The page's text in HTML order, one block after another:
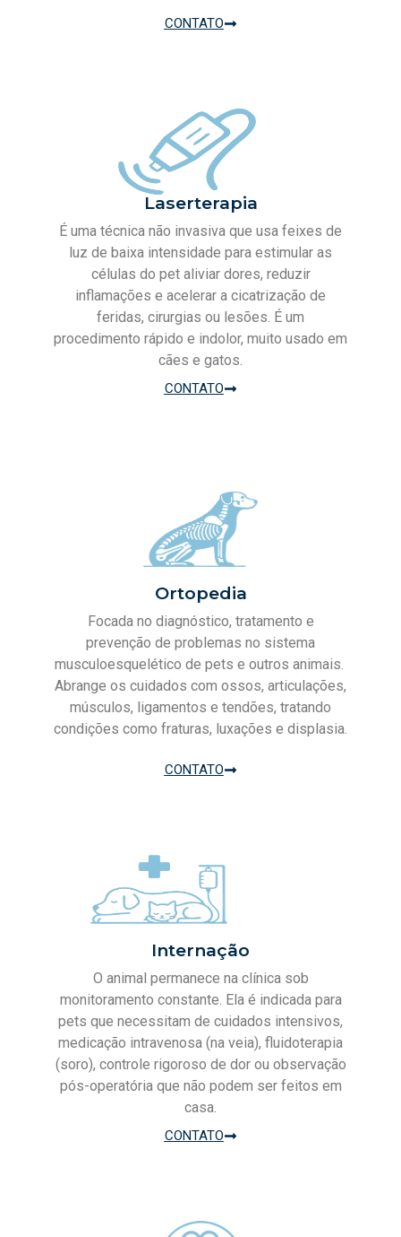
CONTATO
Laserterapia
É uma técnica não invasiva que usa feixes de
luz de baixa intensidade para estimular as
células do pet aliviar dores, reduzir
inflamações e acelerar a cicatrização de
feridas, cirurgias ou lesões. É um
procedimento rápido e indolor, muito usado em
cães e gatos.
CONTATO
Ortopedia
Focada no diagnóstico, tratamento e
prevenção de problemas no sistema
musculoesquelético de pets e outros animais.
Abrange os cuidados com ossos, articulações,
músculos, ligamentos e tendões, tratando
condições como fraturas, luxações e displasia.
CONTATO
Internação
O animal permanece na clínica sob
monitoramento constante. Ela é indicada para
pets que necessitam de cuidados intensivos,
medicação intravenosa (na veia), fluidoterapia
(soro), controle rigoroso de dor ou observação
pós-operatória que não podem ser feitos em
casa.
CONTATO